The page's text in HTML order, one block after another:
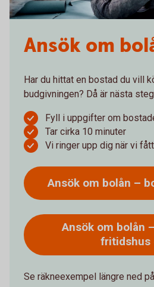
Ansök om
Har du hittat en bostad du vill
budgivningen? Då är nästa
Fyll i uppgifter om
Tar cirka 10 minuter
Vi ringer upp dig när vi
Ansök om bolån –
Ansök om bolån
fritidshus
Se räkneexempel längre ned